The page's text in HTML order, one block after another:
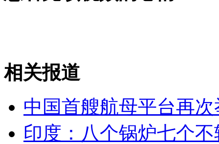
山西运城恶犬咬伤多人 警民合力深夜将其击毙
女孩北京地铁殴打老人 痛下狠手拳打脚踢
相关报道
中国首艘航母平台再
印度：八个锅炉七个不